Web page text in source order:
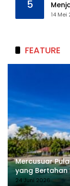
5
14 Mei
FEATURE
Mercusuar
yang Bertahan
24 Juni 2026